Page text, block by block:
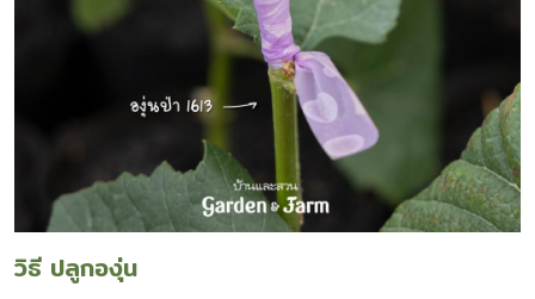
วิธี ปลูกองุ่น